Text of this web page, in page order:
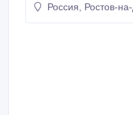
профессионализма в
Россия, Ростов-